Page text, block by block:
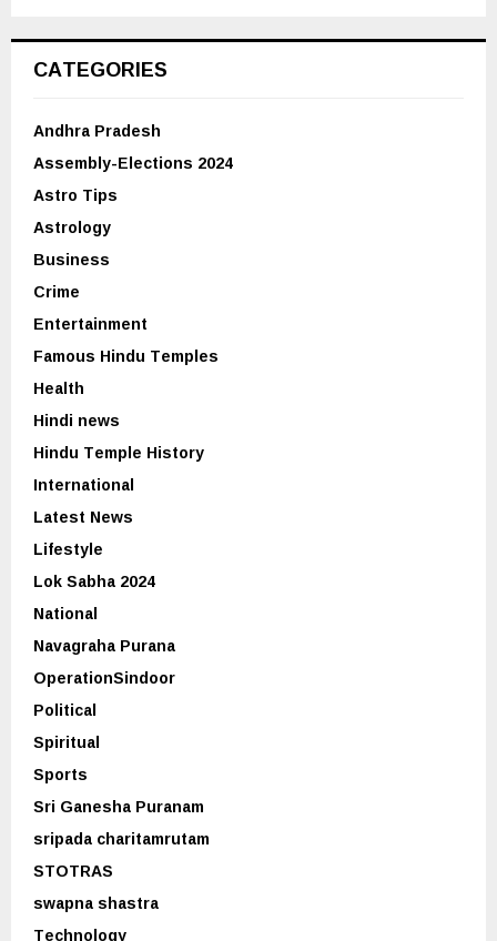
CATEGORIES
Andhra Pradesh
Assembly-Elections 2024
Astro Tips
Astrology
Business
Crime
Entertainment
Famous Hindu Temples
Health
Hindi news
Hindu Temple History
International
Latest News
Lifestyle
Lok Sabha 2024
National
Navagraha Purana
OperationSindoor
Political
Spiritual
Sports
Sri Ganesha Puranam
sripada charitamrutam
STOTRAS
swapna shastra
Technology